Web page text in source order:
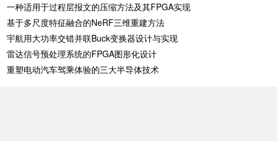
一种适用于过程层报文的压缩方法及其FPGA实现
基于多尺度特征融合的NeRF三维重建方法
宇航用大功率交错并联Buck变换器设计与实现
雷达信号预处理系统的FPGA图形化设计
重塑电动汽车驾乘体验的三大半导体技术